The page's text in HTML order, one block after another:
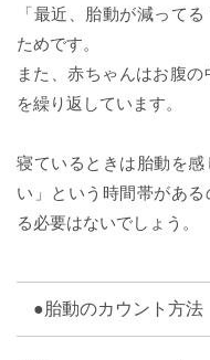
「最近、胎動が減って
ためです。
また、赤ちゃんはお腹
を繰り返しています。
寝ているときは胎動を
い」という時間帯があ
る必要はないでしょう。
●胎動のカウント方法